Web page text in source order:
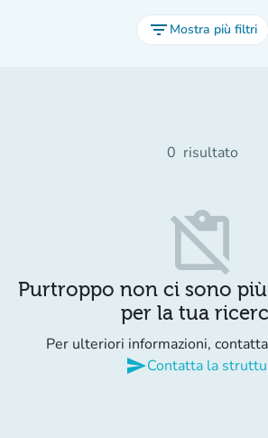
filter_list Mostra più filtri
0 risultato
content_paste_off
Purtroppo non ci sono
per la tua
Per ulteriori informazioni,
sendContatta la